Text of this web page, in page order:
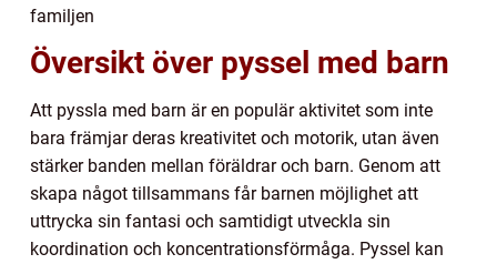
familjen
Översikt över pyssel med barn
Att pyssla med barn är en populär aktivitet som inte
bara främjar deras kreativitet och motorik, utan även
stärker banden mellan föräldrar och barn. Genom att
skapa något tillsammans får barnen möjlighet att
uttrycka sin fantasi och samtidigt utveckla sin
koordination och koncentrationsförmåga. Pyssel kan